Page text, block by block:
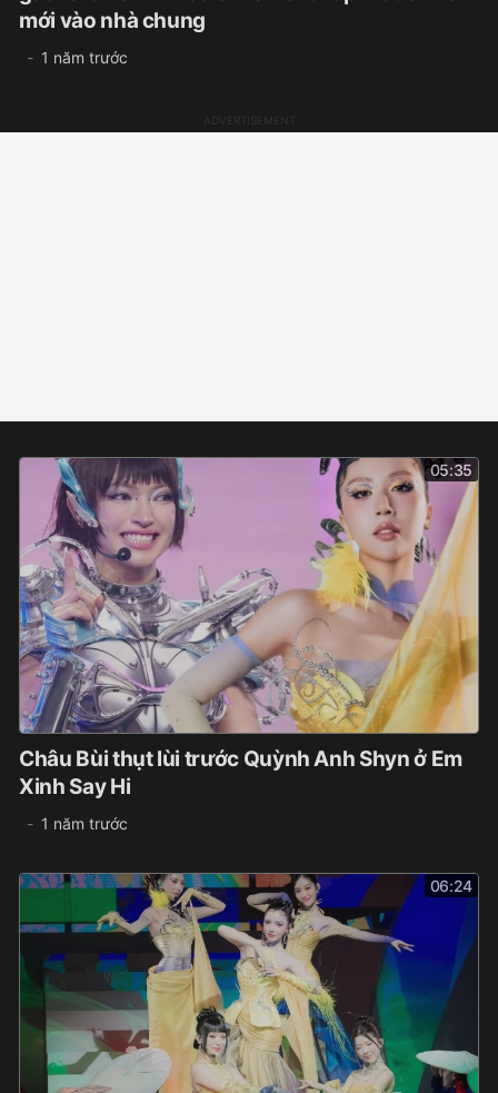
mới vào nhà chung
1 năm trước
05:35
Châu Bùi thụt lùi trước Quỳnh Anh Shyn ở Em
Xinh Say Hi
1 năm trước
06:24